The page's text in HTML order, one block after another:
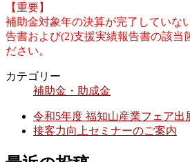
【重要】
補助金対象年の決算が完了していな
告書および(2)支援実績報告書の該当
ださい。
カテゴリー
補助金・助成金
令和5年度 福知山産業フェア出
接客力向上セミナーのご案内